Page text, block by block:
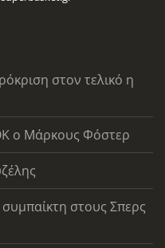
στον τελικό η
ο Μάρκους Φόστερ
στους Σπερς